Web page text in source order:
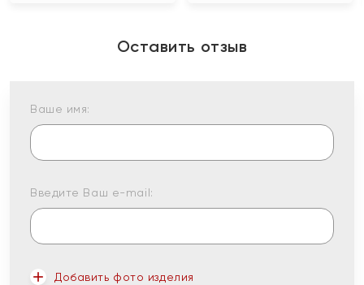
Оставить отзыв
Ваше имя:
Введите Ваш e-mail:
Добавить фото изделия